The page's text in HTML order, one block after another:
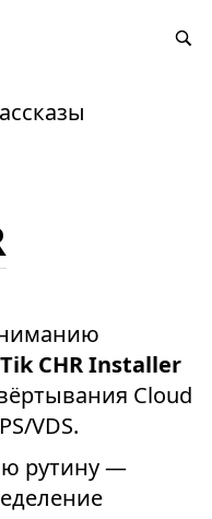
CHR Installer
Cloud
VDS.
рутину —